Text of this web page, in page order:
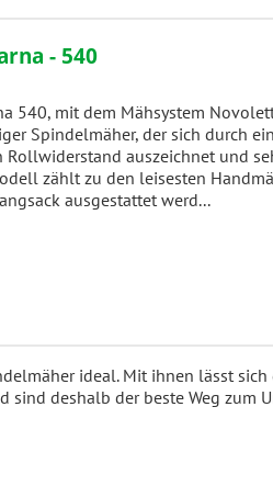
- 540
540, mit dem Mähsystem
Spindelmäher, der sich durch
Rollwiderstand auszeichnet und
zählt zu den leisesten
ausgestattet werd...
ideal. Mit ihnen lässt
deshalb der beste Weg zum